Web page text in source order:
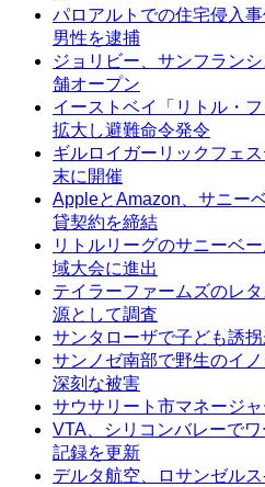
パロアルトでの住宅侵入
男性を逮捕
ジョリビー、サンフラン
舗オープン
イーストベイ「リトル・
拡大し避難命令発令
ギルロイガーリックフェ
末に開催
AppleとAmazon、サニー
貸契約を締結
リトルリーグのサニーベ
域大会に進出
テイラーファームズのレ
源として調査
サンタローザで子ども誘
サンノゼ南部で野生のイ
深刻な被害
サウサリート市マネージ
VTA、シリコンバレーで
記録を更新
デルタ航空、ロサンゼル